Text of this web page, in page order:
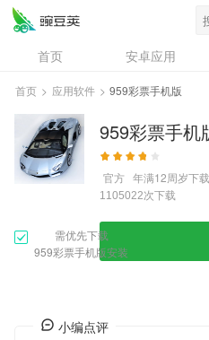
首页 安卓应用
资讯
专题
问答
首页 > 应用软件 > 959彩票手机版
959彩票手机
官方 年满12周岁下
1105022次下载
需优先下载
959彩票手机版安装
小编点评